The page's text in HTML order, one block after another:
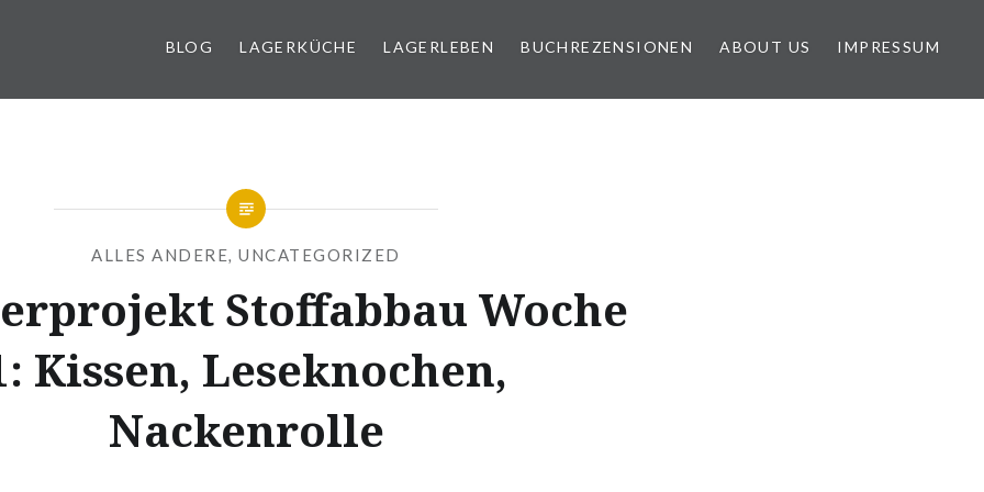
BLOG LAGERKÜCHE LAGERLEBEN BUCHREZENSIONEN ABOUT US IMPRESSUM
ALLES ANDERE,UNCATEGORIZED
Stoffabbau Woche
Kissen, Leseknochen,
Nackenrolle